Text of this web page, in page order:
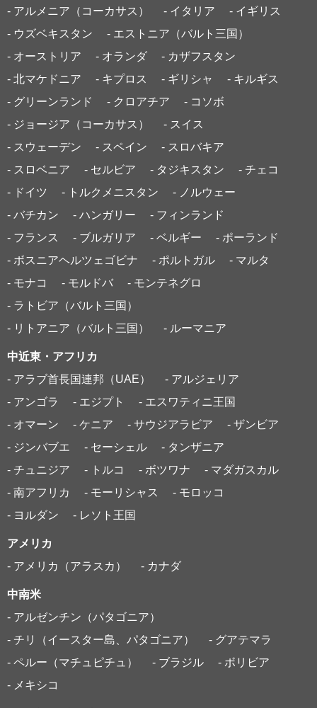
- アルメニア（コーカサス）
- イタリア
- イギリス
- ウズベキスタン
- エストニア（バルト三国）
- オーストリア
- オランダ
- カザフスタン
- 北マケドニア
- キプロス - ギリシャ
- キルギス
- グリーンランド
- クロアチア
- コソボ
- ジョージア（コーカサス）
- スイス
- スウェーデン
- スペイン
- スロバキア
- スロベニア
- セルビア - タジキスタン
- チェコ
- ドイツ
- トルクメニスタン
- ノルウェー
- バチカン
- ハンガリー
- フィンランド
- フランス
- ブルガリア - ベルギー
- ポーランド
- ボスニアヘルツェゴビナ
- ポルトガル
- マルタ
- モナコ
- モルドバ
- モンテネグロ
- ラトビア（バルト三国）
- リトアニア（バルト三国）
- ルーマニア
中近東・アフリカ
- アラブ首長国連邦（UAE）
- アルジェリア
- アンゴラ
- エジプト
- エスワティニ王国
- オマーン
- ケニア - サウジアラビア
- ザンビア
- ジンバブエ
- セーシェル
- タンザニア
- チュニジア
- トルコ - ボツワナ
- マダガスカル
- 南アフリカ
- モーリシャス
- モロッコ
- ヨルダン
- レソト王国
アメリカ
- アメリカ（アラスカ）
- カナダ
中南米
- アルゼンチン（パタゴニア）
- チリ（イースター島、パタゴニア）
- グアテマラ
- ペルー（マチュピチュ）
- ブラジル
- ボリビア
- メキシコ